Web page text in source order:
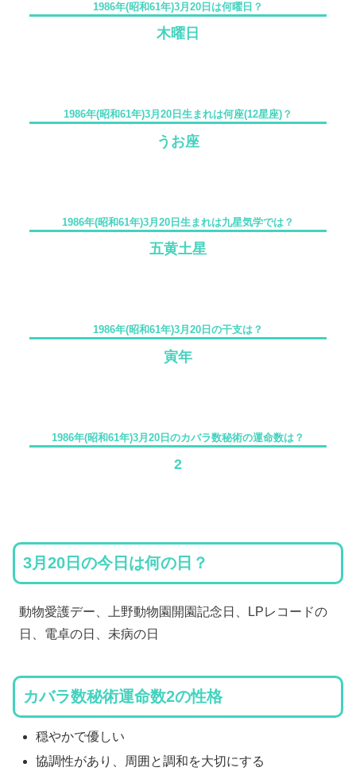
1986年(昭和61年)3月20日は何曜日？
木曜日
1986年(昭和61年)3月20日生まれは何座(12星座)？
うお座
1986年(昭和61年)3月20日生まれは九星気学では？
五黄土星
1986年(昭和61年)3月20日の干支は？
寅年
1986年(昭和61年)3月20日のカバラ数秘術の運命数は？
2
3月20日の今日は何の日？
動物愛護デー、上野動物園開園記念日、LPレコードの
日、電卓の日、未病の日
カバラ数秘術運命数2の性格
穏やかで優しい
協調性があり、周囲と調和を大切にする